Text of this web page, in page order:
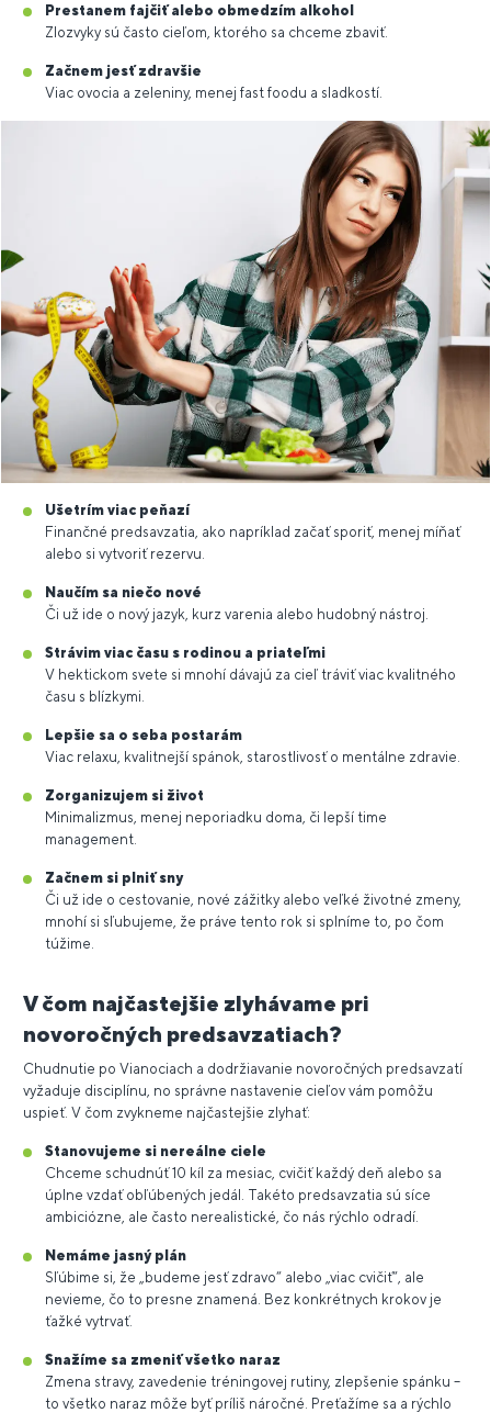
Prestanem fajčiť alebo obmedzím alkohol
Zlozvyky sú často cieľom, ktorého sa chceme zbaviť.
Začnem jesť zdravšie
Viac ovocia a zeleniny, menej fast foodu a sladkostí.
Ušetrím viac peňazí
Finančné predsavzatia, ako napríklad začať sporiť, menej míňať
alebo si vytvoriť rezervu.
Naučím sa niečo nové
Či už ide o nový jazyk, kurz varenia alebo hudobný nástroj.
Strávim viac času s rodinou a priateľmi
V hektickom svete si mnohí dávajú za cieľ tráviť viac kvalitného
času s blízkymi.
Lepšie sa o seba postarám
Viac relaxu, kvalitnejší spánok, starostlivosť o mentálne zdravie.
Zorganizujem si život
Minimalizmus, menej neporiadku doma, či lepší time
management.
Začnem si plniť sny
Či už ide o cestovanie, nové zážitky alebo veľké životné zmeny,
mnohí si sľubujeme, že práve tento rok si splníme to, po čom
túžime.
V čom najčastejšie zlyhávame pri
novoročných predsavzatiach?
Chudnutie po Vianociach a dodržiavanie novoročných predsavzatí
vyžaduje disciplínu, no správne nastavenie cieľov vám pomôžu
uspieť. V čom zvykneme najčastejšie zlyhať:
Stanovujeme si nereálne ciele
Chceme schudnúť 10 kíl za mesiac, cvičiť každý deň alebo sa
úplne vzdať obľúbených jedál. Takéto predsavzatia sú síce
ambiciózne, ale často nerealistické, čo nás rýchlo odradí.
Nemáme jasný plán
Sľúbime si, že „budeme jesť zdravo“ alebo „viac cvičiť“, ale
nevieme, čo to presne znamená. Bez konkrétnych krokov je
ťažké vytrvať.
Snažíme sa zmeniť všetko naraz
Zmena stravy, zavedenie tréningovej rutiny, zlepšenie spánku –
to všetko naraz môže byť príliš náročné. Preťažíme sa a rýchlo